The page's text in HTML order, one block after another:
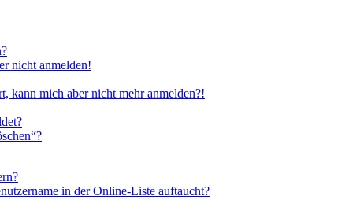
nicht anmelden!
kann mich aber nicht mehr anmelden?!
in der Online-Liste auftaucht?